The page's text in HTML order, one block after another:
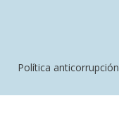
Política anticorrupción